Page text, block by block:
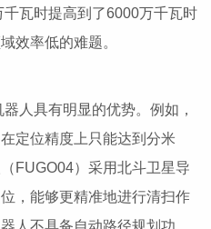
瓦时提高到了6000万千瓦时
效率低的难题。
人具有明显的优势。例如，
定位精度上只能达到分米
FUGO04）采用北斗卫星导
，能够更精准地进行清扫作